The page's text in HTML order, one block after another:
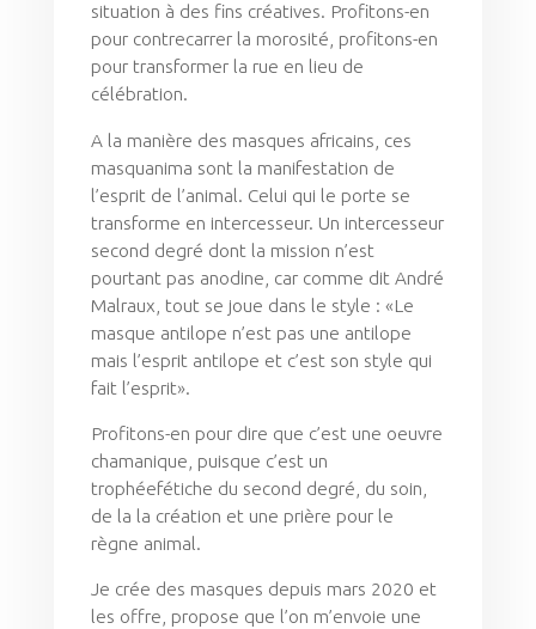
situation à des fins créatives. Profitons-en
pour contrecarrer la morosité, profitons-en
pour transformer la rue en lieu de
célébration.
A la manière des masques africains, ces
masquanima sont la manifestation de
l’esprit de l’animal. Celui qui le porte se
transforme en intercesseur. Un intercesseur
second degré dont la mission n’est
pourtant pas anodine, car comme dit André
Malraux, tout se joue dans le style : «Le
masque antilope n’est pas une antilope
mais l’esprit antilope et c’est son style qui
fait l’esprit».
Profitons-en pour dire que c’est une oeuvre
chamanique, puisque c’est un
trophéefétiche du second degré, du soin,
de la la création et une prière pour le
règne animal.
Je crée des masques depuis mars 2020 et
les offre, propose que l’on m’envoie une